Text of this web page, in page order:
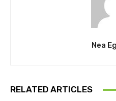
Nea
RELATED ARTICLES